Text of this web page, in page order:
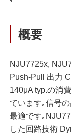
概要
NJU7725x,
Push-Pull 出力
140μA typ.の消
ています｡信号
最適です｡
した回路技術